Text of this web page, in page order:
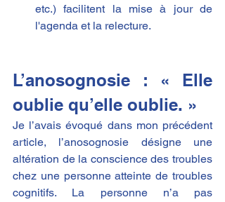
etc.) facilitent la mise à jour de
l'agenda et la relecture.​
L’anosognosie : « Elle
oublie qu’elle oublie. »
Je l’avais évoqué dans mon précédent
article, l’anosognosie désigne une
altération de la conscience des troubles
chez une personne atteinte de troubles
cognitifs. La personne n’a pas